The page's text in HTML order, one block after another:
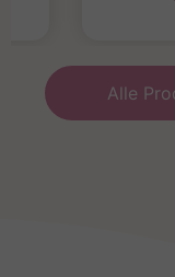
Alle